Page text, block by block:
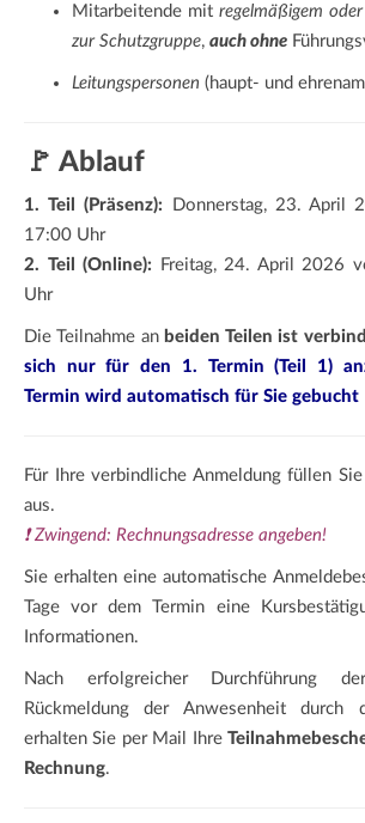
Mitarbeitende mit regelmäßigem
zur Schutzgruppe, auch ohne
Leitungspersonen (haupt- und
🚩 Ablauf
1. Teil (Präsenz): Donnerstag, 23. April
17:00 Uhr
2. Teil (Online): Freitag, 24. April 2026
Uhr
Die Teilnahme an beiden Teilen ist
sich nur für den 1. Termin (Teil 1)
Termin wird automatisch für Sie gebucht
Für Ihre verbindliche Anmeldung füllen
aus.
❗ Zwingend: Rechnungsadresse angeben!
Sie erhalten eine automatische
Tage vor dem Termin eine
Informationen.
Nach erfolgreicher Durchführung
Rückmeldung der Anwesenheit durch
erhalten Sie per Mail Ihre
Rechnung.